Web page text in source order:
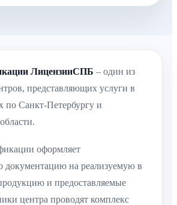
ЛицензииСПБ – один из
представляющих услуги в
по Санкт-Петербургу и
оформляет
документацию на реализуемую в
и предоставляемые
центра проводят комплекс